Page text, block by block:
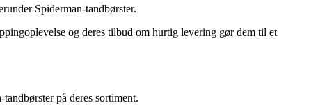
Spiderman-tandbørster.
og deres tilbud om hurtig levering gør dem til et
på deres sortiment.